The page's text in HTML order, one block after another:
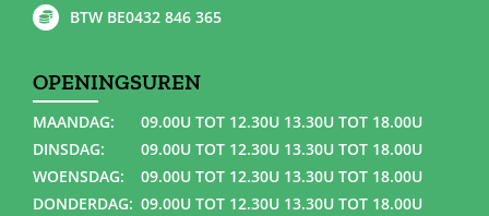
BTW BE0432 846 365
OPENINGSUREN
MAANDAG:
09.00U TOT 12.30U 13.30U TOT 18.00U
DINSDAG:
09.00U TOT 12.30U 13.30U TOT 18.00U
WOENSDAG:
09.00U TOT 12.30U 13.30U TOT 18.00U
DONDERDAG: 09.00U TOT 12.30U 13.30U TOT 18.00U